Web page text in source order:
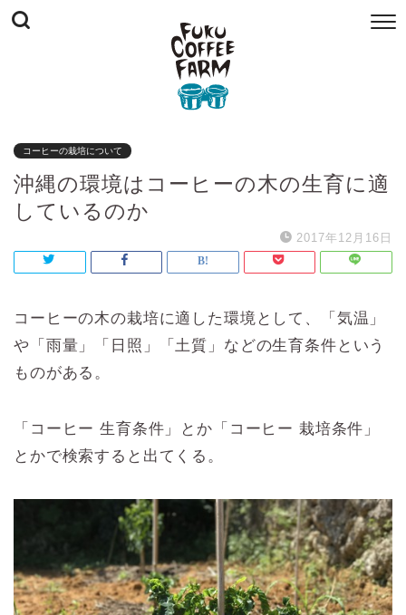
コーヒーの栽培について
沖縄の環境はコーヒーの木の生育に適
しているのか
2017年12月16日
コーヒーの木の栽培に適した環境として、「気温」
や「雨量」「日照」「土質」などの生育条件という
ものがある。
「コーヒー 生育条件」とか「コーヒー 栽培条件」
とかで検索すると出てくる。